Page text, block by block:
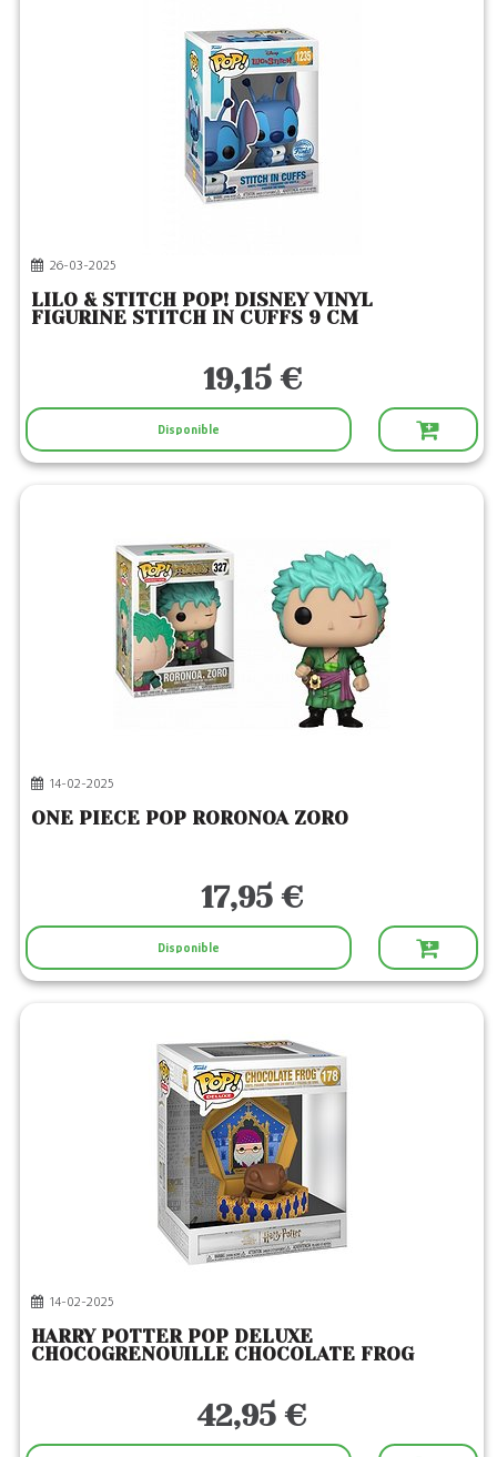
26-03-2025
LILO & STITCH POP! DISNEY VINYL
FIGURINE STITCH IN CUFFS 9 CM
19,15 €
Disponible
14-02-2025
ONE PIECE POP RORONOA ZORO
17,95 €
Disponible
14-02-2025
HARRY POTTER POP DELUXE
CHOCOGRENOUILLE CHOCOLATE FROG
42,95 €